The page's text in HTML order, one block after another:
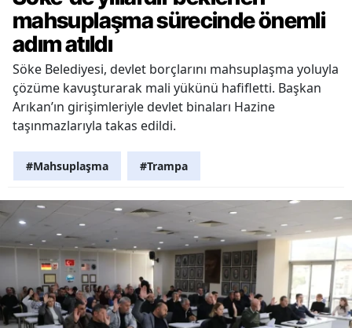
mahsuplaşma sürecinde önemli
adım atıldı
Söke Belediyesi, devlet borçlarını mahsuplaşma yoluyla
çözüme kavuşturarak mali yükünü hafifletti. Başkan
Arıkan’ın girişimleriyle devlet binaları Hazine
taşınmazlarıyla takas edildi.
#Mahsuplaşma #Trampa